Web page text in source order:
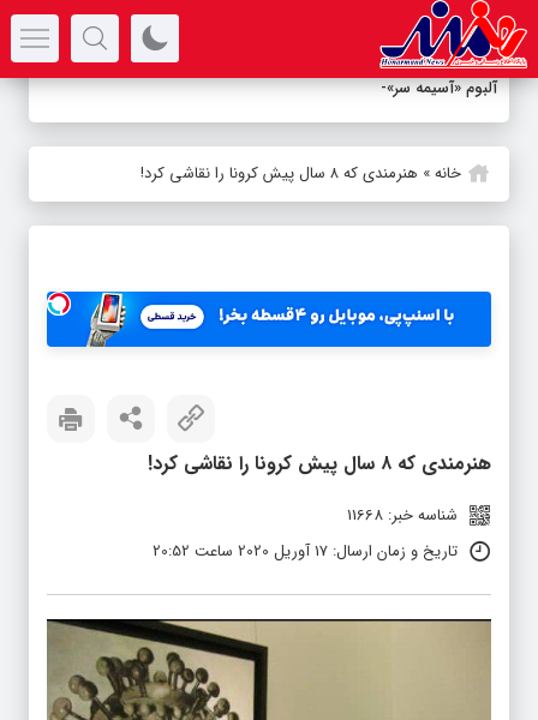
آلبوم «آسیمه سر» منتشر ش-
خانه» هنرمندی که ۸ سال پیش کرونا را نقاشی کرد!
هنرمندی که ۸ سال پیش کرونا را نقاشی کرد!
شناسه خبر: 11668
تاریخ و زمان ارسال: 17 آوریل 2020 ساعت 20:52